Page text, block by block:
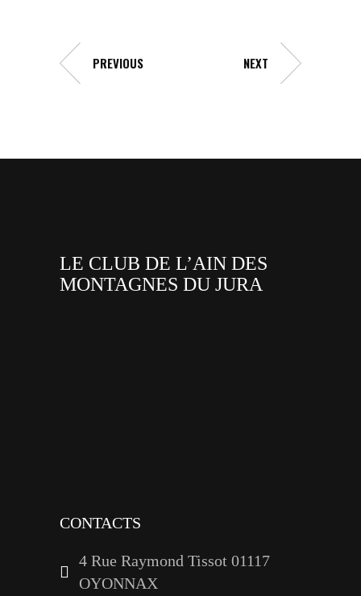
PREVIOUS NEXT
LE CLUB DE L’AIN DES
MONTAGNES DU JURA
CONTACTS
4 Rue Raymond Tissot 01117
OYONNAX